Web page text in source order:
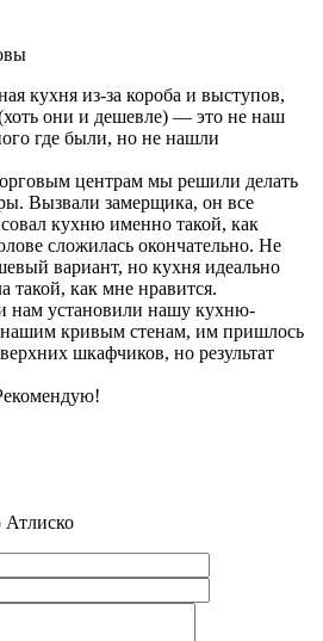
кухня из-за короба и выступов,
они и дешевле) — это не наш
где были, но не нашли
центрам мы решили делать
Вызвали замерщика, он все
кухню именно такой, как
сложилась окончательно. Не
вариант, но кухня идеально
такой, как мне нравится.
нам установили нашу кухню-
нашим кривым стенам, им пришлось
шкафчиков, но результат
Атлиско